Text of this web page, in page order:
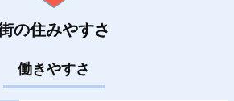
の住みやすさ
働きやすさ